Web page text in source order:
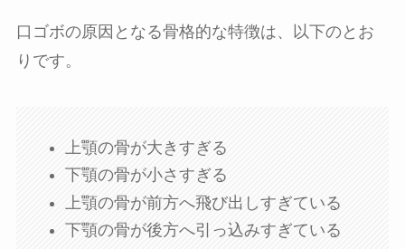
口ゴボの原因となる骨格的な特徴は、以下のとお
りです。
上顎の骨が大きすぎる
下顎の骨が小さすぎる
上顎の骨が前方へ飛び出しすぎている
下顎の骨が後方へ引っ込みすぎている